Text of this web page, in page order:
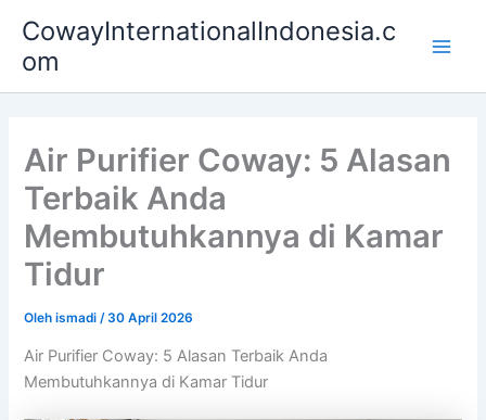
konten
CowayInternationalIndonesia.c
om
Air Purifier Coway: 5 Alasan
Terbaik Anda
Membutuhkannya di Kamar
Tidur
Olehismadi/30 April 2026
Air Purifier Coway: 5 Alasan Terbaik Anda
Membutuhkannya di Kamar Tidur